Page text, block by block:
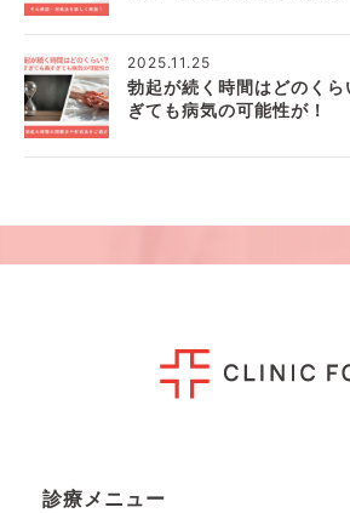
2025.11.25
勃起が続く時間はどのく
ぎても病気の可能性が！
診療メニュー